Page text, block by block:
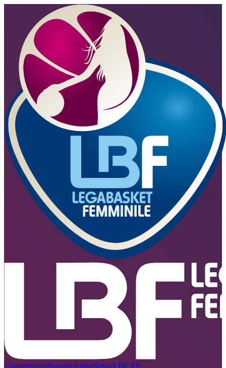
CompetizioniSquadreAtleteNews LBF TV